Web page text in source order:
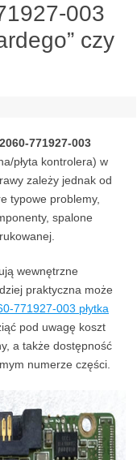
003
czy
771927-003
płyta kontrolera) w
zależy jednak od
typowe problemy,
spalone
wewnętrzne
praktyczna może
771927-003 płytka
pod uwagę koszt
a także dostępność
numerze części.